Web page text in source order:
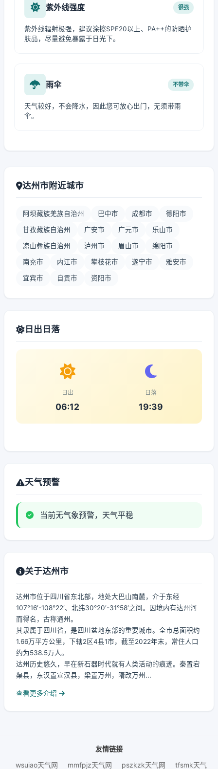
紫外线强度 很强
紫外线辐射极强，建议涂擦SPF20以上、PA++的防晒护
肤品，尽量避免暴露于日光下。
雨伞 不带伞
天气较好，不会降水，因此您可放心出门，无须带雨
伞。
达州市附近城市
阿坝藏族羌族自治州 巴中市 成都市 德阳市
甘孜藏族自治州 广安市 广元市 乐山市
凉山彝族自治州 泸州市 眉山市 绵阳市
南充市 内江市 攀枝花市 遂宁市 雅安市
宜宾市 自贡市 资阳市
日出日落
日出
06:12
日落
19:39
天气预警
当前无气象预警，天气平稳
关于达州市
达州市位于四川省东北部，地处大巴山南麓，介于东经
107°16′-108°22′、北纬30°20′-31°58′之间。因境内有达州河
而得名，古称通州。
其隶属于四川省，是四川盆地东部的重要城市。全市总面积约
1.66万平方公里，下辖2区4县1市，截至2022年末，常住人口
约为538.5万人。
达州历史悠久，早在新石器时代就有人类活动的痕迹。秦置宕
渠县，东汉置宣汉县，梁置万州，隋改万州...
查看更多介绍
友情链接
wsuiao天气网
mmfpjz天气网 pszkzk天气网 tfsmk天气